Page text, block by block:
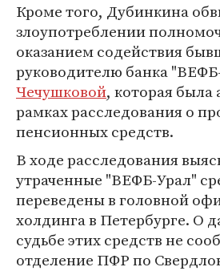
Кроме того, Дубинкина
злоупотреблении
оказанием содействия
руководителю банка
Чечушковой, которая была
рамках расследования о
пенсионных средств.
В ходе расследования
утраченные "ВЕФБ-Урал"
переведены в головной
холдинга в Петербурге. О
судьбе этих средств не
отделение ПФР по